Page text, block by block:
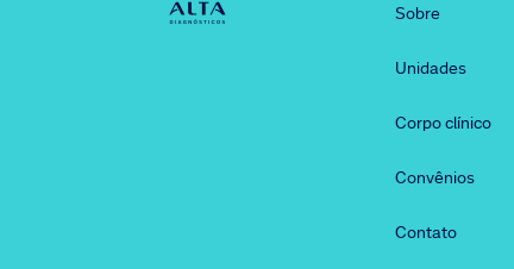
Sobre
Unidades
Corpo clínico
Convênios
Contato